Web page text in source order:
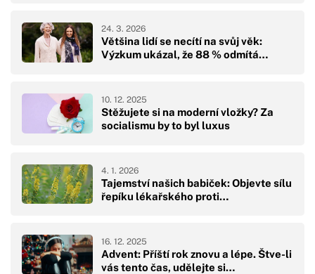
Většina lidí se necítí na svůj věk:
Výzkum ukázal, že 88 % odmítá…
24. 3. 2026
Stěžujete si na moderní vložky? Za
socialismu by to byl luxus
10. 12. 2025
Tajemství našich babiček: Objevte sílu
řepíku lékařského proti…
4. 1. 2026
Advent: Příští rok znovu a lépe. Štve-li
vás tento čas, udělejte si…
16. 12. 2025